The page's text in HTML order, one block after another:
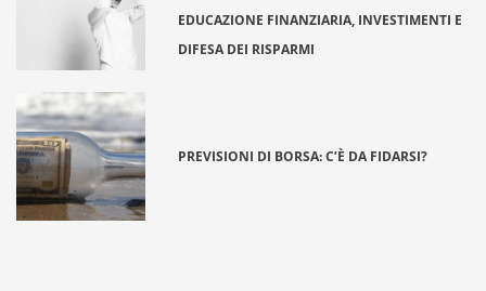
EDUCAZIONE FINANZIARIA, INVESTIMENTI E
DIFESA DEI RISPARMI
PREVISIONI DI BORSA: C’È DA FIDARSI?